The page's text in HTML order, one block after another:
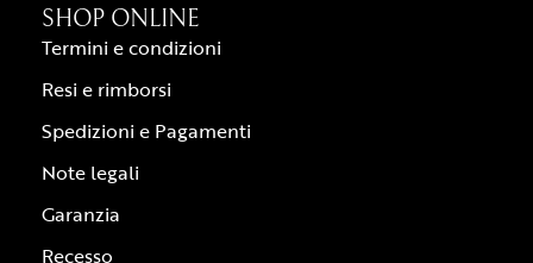
SHOP ONLINE
Termini e condizioni
Resi e rimborsi
Spedizioni e Pagamenti
Note legali
Garanzia
Recesso